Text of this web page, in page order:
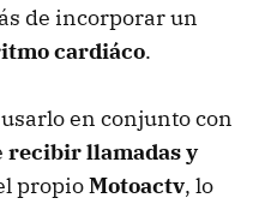
de incorporar un
cardiáco.
en conjunto con
recibir llamadas y
propioMotoactv, lo